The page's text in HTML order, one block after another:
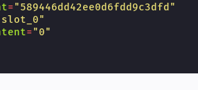
="589446dd42ee0d6fdd9c3dfd"
="0"